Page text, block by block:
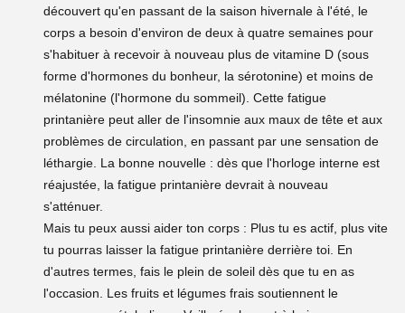
découvert qu'en passant de la saison hivernale à l'été, le
corps a besoin d'environ de deux à quatre semaines pour
s'habituer à recevoir à nouveau plus de vitamine D (sous
forme d'hormones du bonheur, la sérotonine) et moins de
mélatonine (l'hormone du sommeil). Cette fatigue
printanière peut aller de l'insomnie aux maux de tête et aux
problèmes de circulation, en passant par une sensation de
léthargie. La bonne nouvelle : dès que l'horloge interne est
réajustée, la fatigue printanière devrait à nouveau
s'atténuer.
Mais tu peux aussi aider ton corps : Plus tu es actif, plus vite
tu pourras laisser la fatigue printanière derrière toi. En
d'autres termes, fais le plein de soleil dès que tu en as
l'occasion. Les fruits et légumes frais soutiennent le